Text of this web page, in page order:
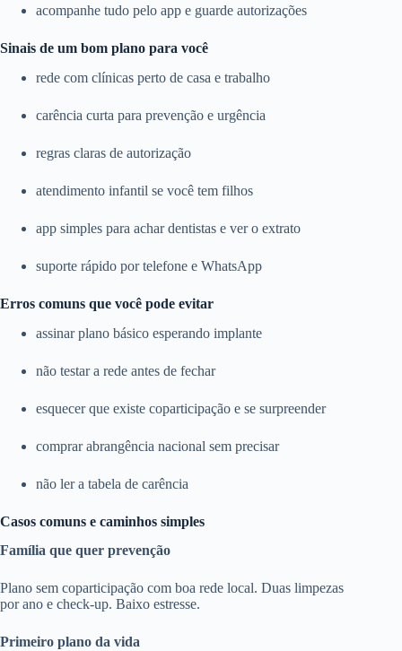
acompanhe tudo pelo app e guarde autorizações
Sinais de um bom plano para você
rede com clínicas perto de casa e trabalho
carência curta para prevenção e urgência
regras claras de autorização
atendimento infantil se você tem filhos
app simples para achar dentistas e ver o extrato
suporte rápido por telefone e WhatsApp
Erros comuns que você pode evitar
assinar plano básico esperando implante
não testar a rede antes de fechar
esquecer que existe coparticipação e se surpreender
comprar abrangência nacional sem precisar
não ler a tabela de carência
Casos comuns e caminhos simples
Família que quer prevenção
Plano sem coparticipação com boa rede local. Duas limpezas
por ano e check-up. Baixo estresse.
Primeiro plano da vida